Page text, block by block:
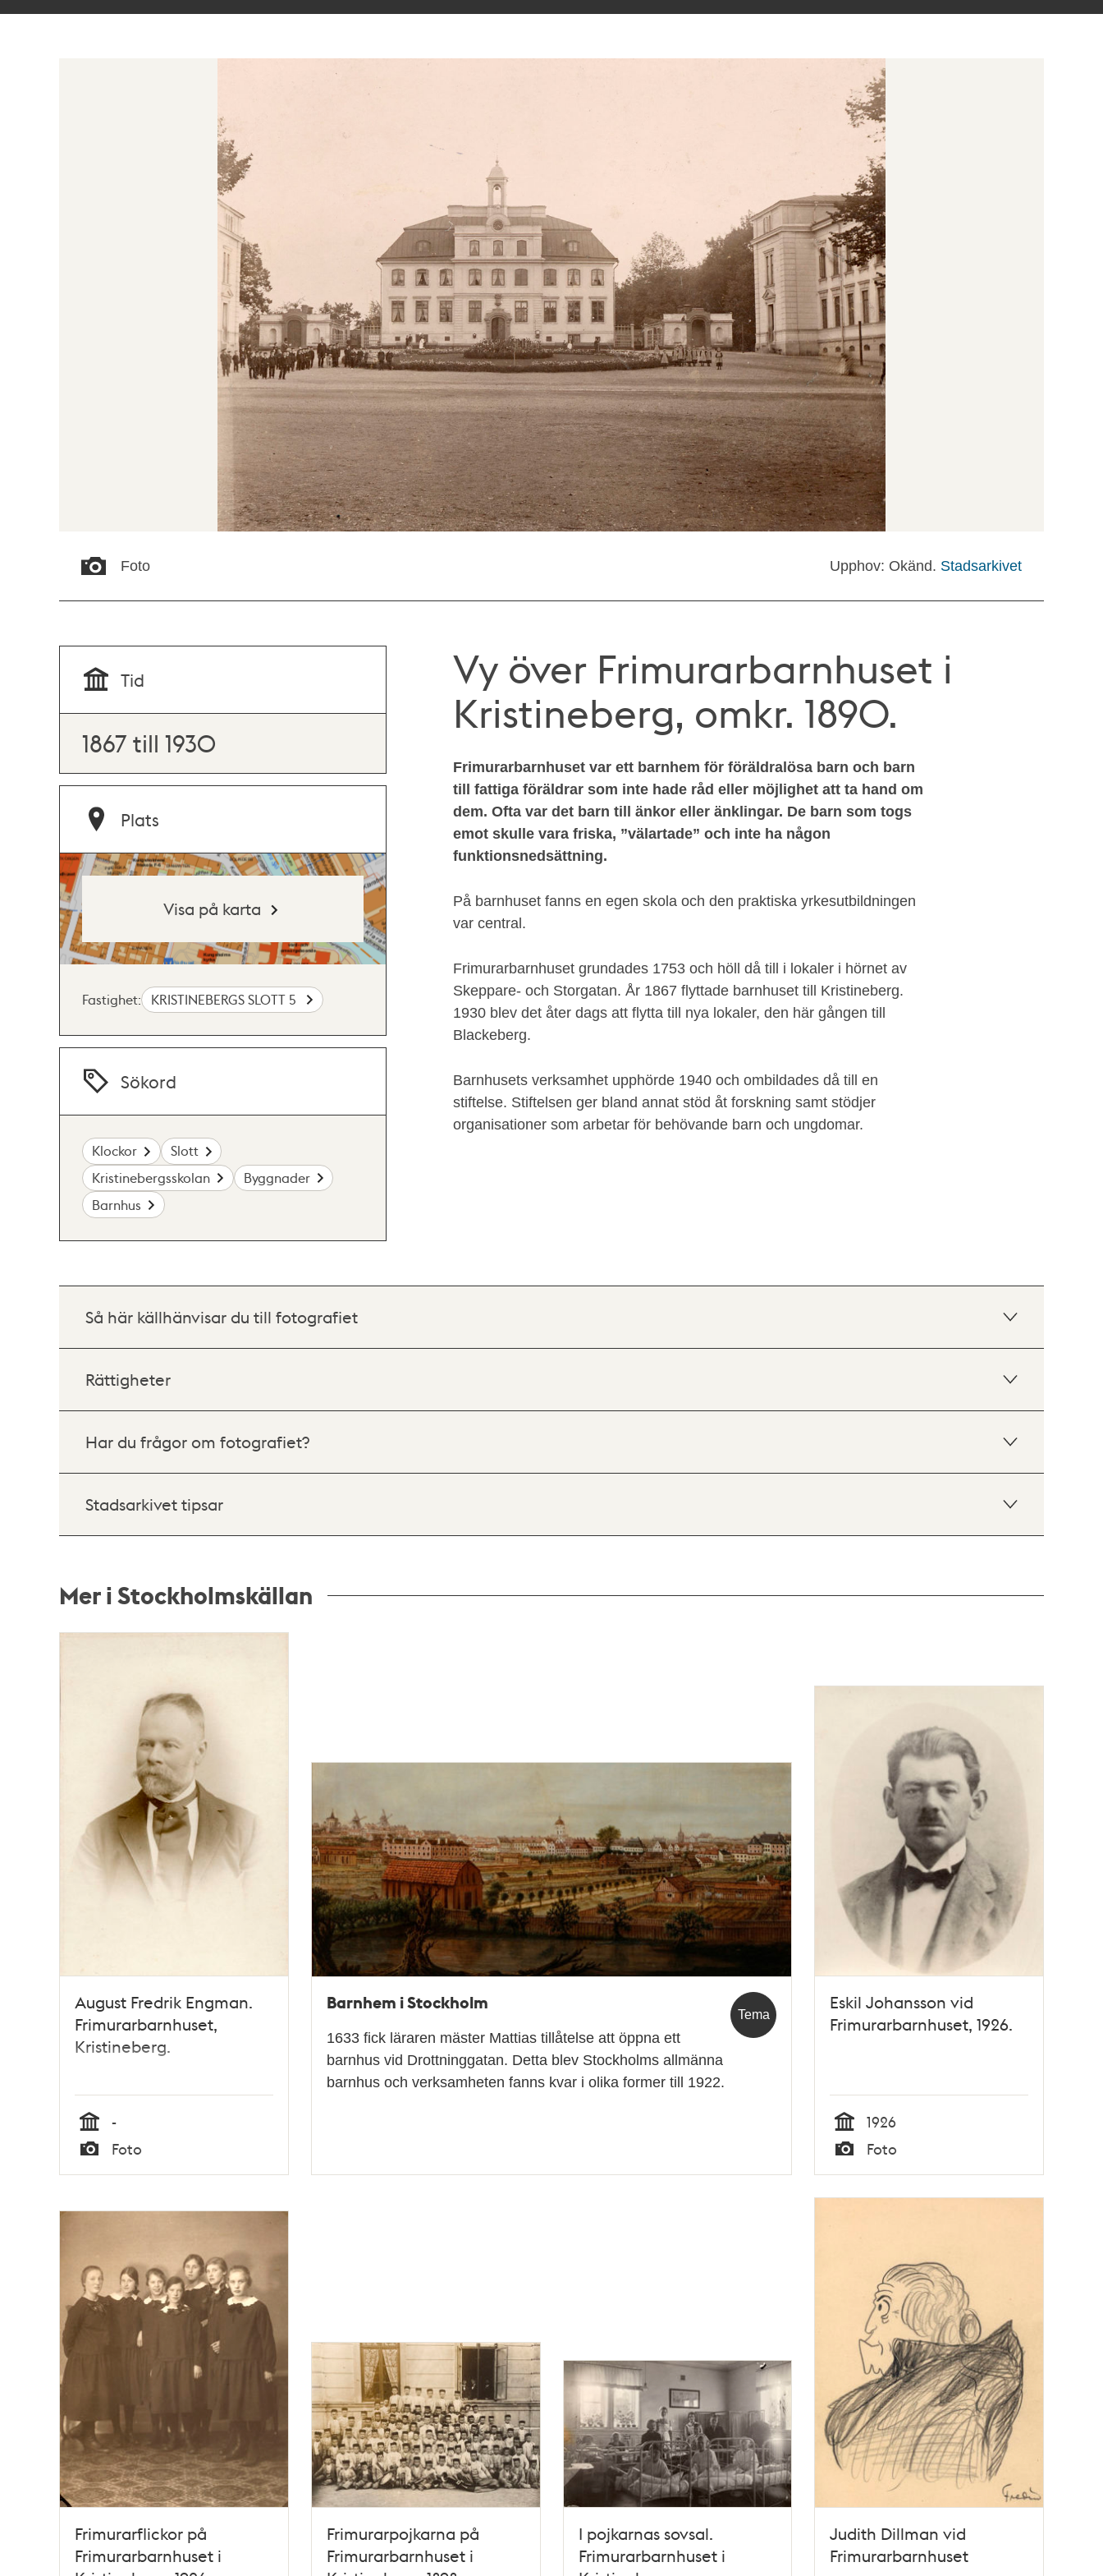
Foto Upphov: Okänd. Stadsarkivet
Vy över Frimurarbarnhuset i
Kristineberg, omkr. 1890.
Frimurarbarnhuset var ett barnhem för föräldralösa barn och barn
till fattiga föräldrar som inte hade råd eller möjlighet att ta hand om
dem. Ofta var det barn till änkor eller änklingar. De barn som togs
emot skulle vara friska, ”välartade” och inte ha någon
funktionsnedsättning.
På barnhuset fanns en egen skola och den praktiska yrkesutbildningen
var central.
Frimurarbarnhuset grundades 1753 och höll då till i lokaler i hörnet av
Skeppare- och Storgatan. År 1867 flyttade barnhuset till Kristineberg.
1930 blev det åter dags att flytta till nya lokaler, den här gången till
Blackeberg.
Barnhusets verksamhet upphörde 1940 och ombildades då till en
stiftelse. Stiftelsen ger bland annat stöd åt forskning samt stödjer
organisationer som arbetar för behövande barn och ungdomar.
Tid
1867 till 1930
Plats
Visa på karta
Fastighet: KRISTINEBERGS SLOTT 5
Sökord
Klockor
Slott
Kristinebergsskolan
Byggnader
Barnhus
Så här källhänvisar du till fotografiet
Rättigheter
Har du frågor om fotografiet?
Stadsarkivet tipsar
Mer i Stockholmskällan
August Fredrik Engman.
Frimurarbarnhuset,
Kristineberg.
Tid
-
Foto
Tema
Barnhem i Stockholm
1633 fick läraren mäster Mattias tillåtelse att öppna ett
barnhus vid Drottninggatan. Detta blev Stockholms allmänna
barnhus och verksamheten fanns kvar i olika former till 1922.
Eskil Johansson vid
Frimurarbarnhuset, 1926.
Tid
1926
Foto
Frimurarflickor på
Frimurarbarnhuset i
Frimurarpojkarna på
Frimurarbarnhuset i
I pojkarnas sovsal.
Frimurarbarnhuset i
Judith Dillman vid
Frimurarbarnhuset